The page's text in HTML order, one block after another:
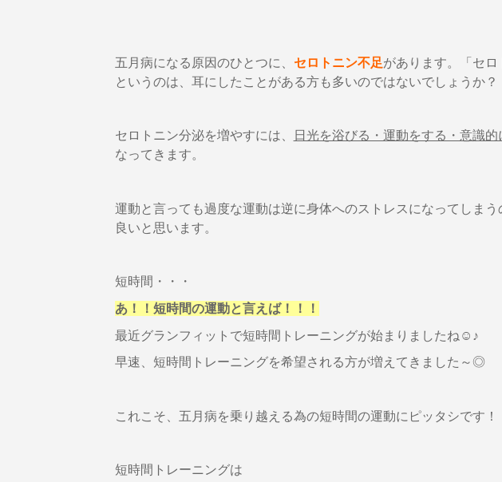
五月病になる原因のひとつに、 セロトニン不足があります。「セロ
というのは、耳にしたことがある方も多いのではないでしょうか？
セロトニン分泌を増やすには、 日光を浴びる・運動をする・意識的
なってきます。
運動と言っても過度な運動は逆に身体へのストレスになってしまう
良いと思います。
短時間・・・
あ！！短時間の運動と言えば！！！
最近グランフィットで短時間トレーニングが始まりましたね☺♪
早速、短時間トレーニングを希望される方が増えてきました～◎
これこそ、五月病を乗り越える為の短時間の運動にピッタシです！
短時間トレーニングは